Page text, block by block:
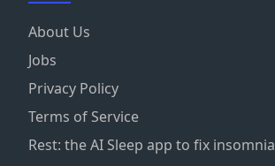
About Us
Jobs
Privacy Policy
Terms of Service
Rest: the AI Sleep app to fix insomnia